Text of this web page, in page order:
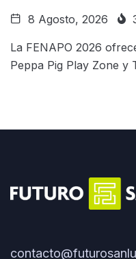
8 Agosto, 2026
La FENAPO 2026
Peppa Pig Play Zone y